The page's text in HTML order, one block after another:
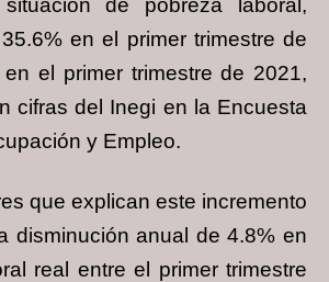
de pobreza laboral,
en el primer trimestre de
el primer trimestre de 2021,
cifras del Inegi en la Encuesta
y Empleo.
que explican este incremento
disminución anual de 4.8% en
real entre el primer trimestre